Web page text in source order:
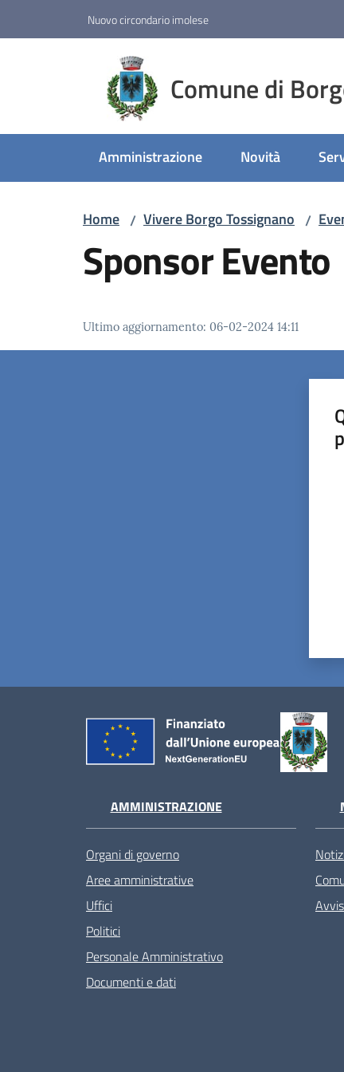
Nuovo circondario imolese
Comune di
Amministrazione Novità
Home / Vivere Borgo Tossignano /
Sponsor Evento
Ultimo aggiornamento: 06-02-2024 14:11
AMMINISTRAZIONE
Organi di governo
Aree amministrative
Uffici
Politici
Personale Amministrativo
Documenti e dati